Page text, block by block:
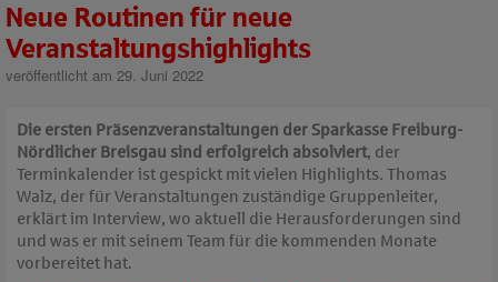
Neue Routinen für neue
Veranstaltungshighlights
veröffentlicht am 29. Juni 2022
Die ersten Präsenzveranstaltungen der Sparkasse Freiburg-
Nördlicher Breisgau sind erfolgreich absolviert, der
Terminkalender ist gespickt mit vielen Highlights. Thomas
Walz, der für Veranstaltungen zuständige Gruppenleiter,
erklärt im Interview, wo aktuell die Herausforderungen sind
und was er mit seinem Team für die kommenden Monate
vorbereitet hat.